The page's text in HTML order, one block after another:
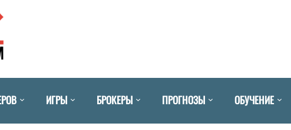
ИГРЫ БРОКЕРЫ ПРОГНОЗЫ ОБУЧЕНИЕ